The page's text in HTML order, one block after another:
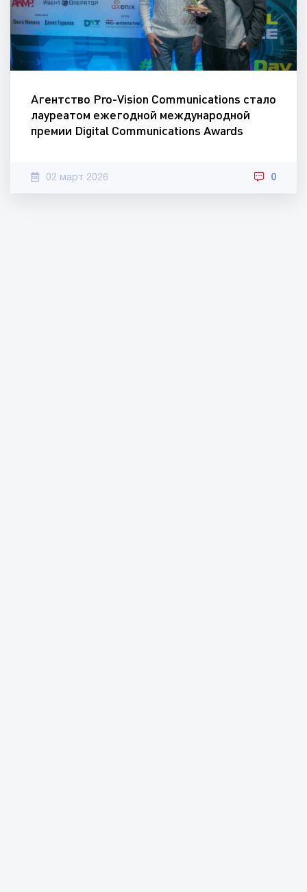
Агентство Pro-Vision Communications стало
лауреатом ежегодной международной
премии Digital Communications Awards
02 март 2026 0